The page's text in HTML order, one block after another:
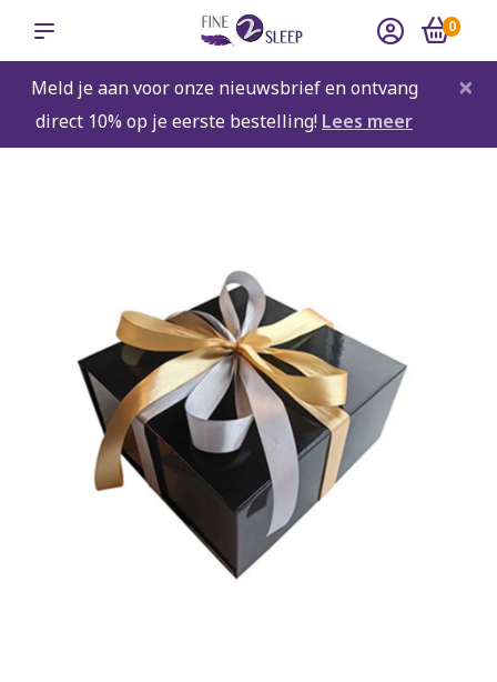
0
Meld je aan voor onze nieuwsbrief en ontvang
direct 10% op je eerste bestelling! Lees meer
×